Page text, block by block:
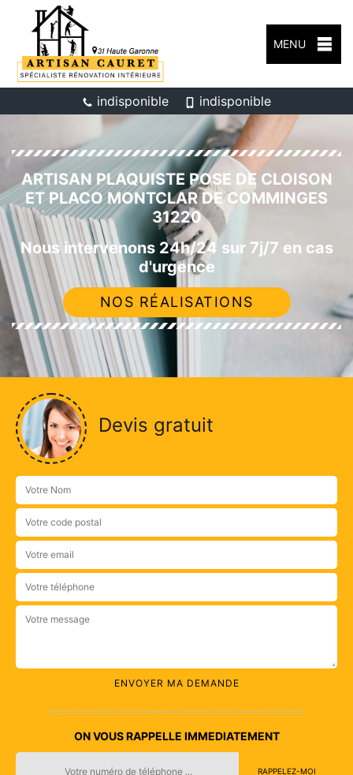
MENU
indisponible indisponible
ARTISAN PLAQUISTE POSE DE CLOISON
ET PLACO MONTCLAR DE COMMINGES
31220
Nous intervenons 24h/24 sur 7j/7 en cas
d'urgence
NOS RÉALISATIONS
Devis gratuit
ON VOUS RAPPELLE IMMEDIATEMENT